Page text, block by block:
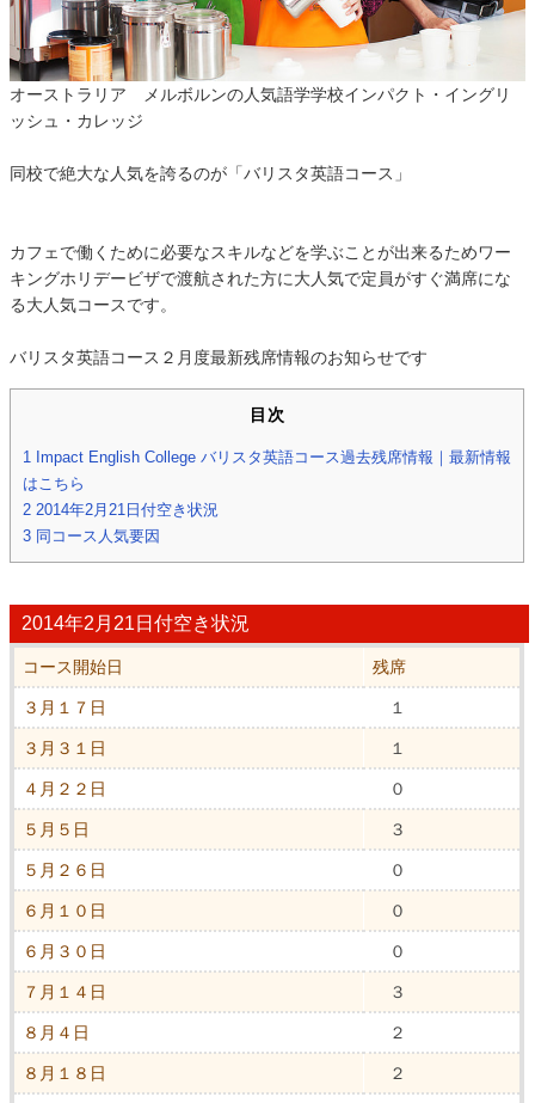
オーストラリア メルボルンの人気語学学校インパクト・イングリ
ッシュ・カレッジ
同校で絶大な人気を誇るのが「バリスタ英語コース」
カフェで働くために必要なスキルなどを学ぶことが出来るためワー
キングホリデービザで渡航された方に大人気で定員がすぐ満席にな
る大人気コースです。
バリスタ英語コース２月度最新残席情報のお知らせです
目次
1 Impact English College バリスタ英語コース過去残席情報｜最新情報
はこちら
2 2014年2月21日付空き状況
3 同コース人気要因
2014年2月21日付空き状況
コース開始日 残席
３月１７日 １
３月３１日 １
４月２２日 ０
５月５日 ３
５月２６日 ０
６月１０日 ０
６月３０日 ０
７月１４日 ３
８月４日 ２
８月１８日 ２